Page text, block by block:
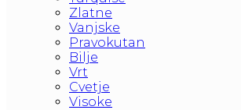
Zlatne
Vanjske
Pravokutan
Bilje
Vrt
Cvetje
Visoke